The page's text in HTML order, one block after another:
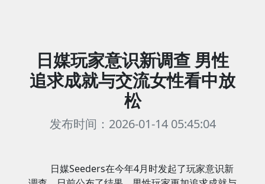
日媒玩家意识新调查 男性
追求成就与交流女性看中放
松
发布时间：2026-01-14 05:45:04
日媒Seeders在今年4月时发起了玩家意识新